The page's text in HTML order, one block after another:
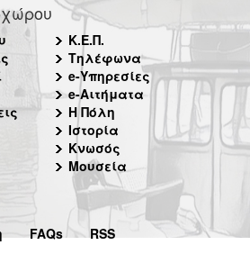
Κ.Ε.Π.
Τηλέφωνα
e-Υπηρεσίες
e-Αιτήματα
Η Πόλη
Ιστορία
Κνωσός
Μουσεία
FAQs RSS